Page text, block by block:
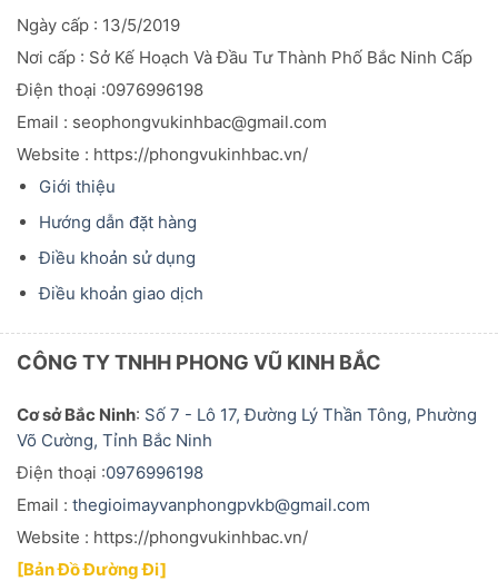
Ngày cấp : 13/5/2019
Nơi cấp : Sở Kế Hoạch Và Đầu TưThành Phố Bắc Ninh Cấp
Điện thoại :0976996198
Email : seophongvukinhbac@gmail.com
Website : https://phongvukinhbac.vn/
Giới thiệu
Hướng dẫn đặt hàng
Điều khoản sử dụng
Điều khoản giao dịch
CÔNG TY TNHH PHONG VŨ KINH BẮC
Cơ sở Bắc Ninh: Số 7 - Lô 17, Đường Lý Thần Tông, Phường
Võ Cường, Tỉnh Bắc Ninh
Điện thoại :0976996198
Email : thegioimayvanphongpvkb@gmail.com
Website : https://phongvukinhbac.vn/
[Bản Đồ Đường Đi]